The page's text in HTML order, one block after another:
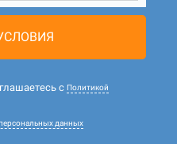
с Политикой
данных